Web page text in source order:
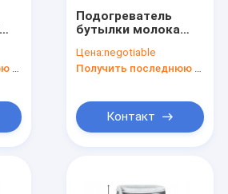
Подогреватель
бутылки молока
термостата
бутылки младенца
портативный
Цена:negotiable
Контакт